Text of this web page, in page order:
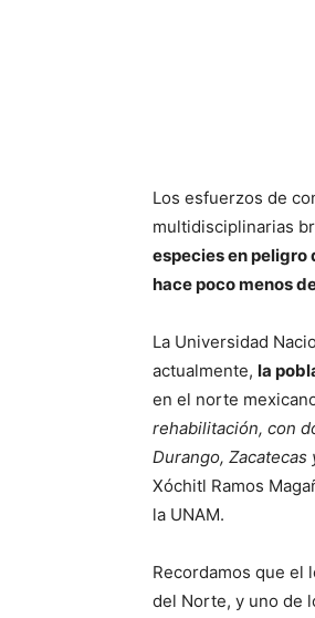
Los esfuerzos de
multidisciplinarias
especies en peligro
hace poco menos
La Universidad
actualmente, la
en el norte
rehabilitación, con
Durango, Zacatecas
Xóchitl Ramos
la UNAM.
Recordamos que el
del Norte, y uno de